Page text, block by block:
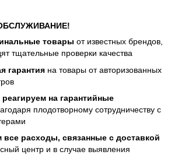
товары от известных брендов,
тщательные проверки качества
гарантия на товары от авторизованных
на гарантийные
плодотворному сотрудничеству с
все расходы, связанные с доставкой
центр и в случае выявления